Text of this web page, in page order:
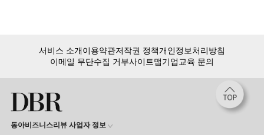
서비스 소개이용약관저작권 정책개인정보처리방침
이메일 무단수집 거부사이트맵기업교육 문의
동아비즈니스리뷰 사업자 정보